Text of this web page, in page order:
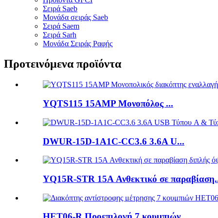
Σειρά Saeb
Μονάδα σειράς Saeb
Σειρά Saem
Σειρά Sarh
Μονάδα Σειράς Ραφής
Προτεινόμενα προϊόντα
YQTS115 15AMP Μονοπόλος ...
DWUR-15D-1A1C-CC3.6 3.6A U...
YQ15R-STR 15A Ανθεκτικό σε